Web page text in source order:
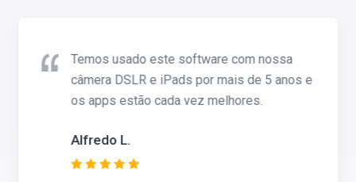
Temos usado este software com nossa
câmera DSLR e iPads por mais de 5 anos e
os apps estão cada vez melhores.
Alfredo L.